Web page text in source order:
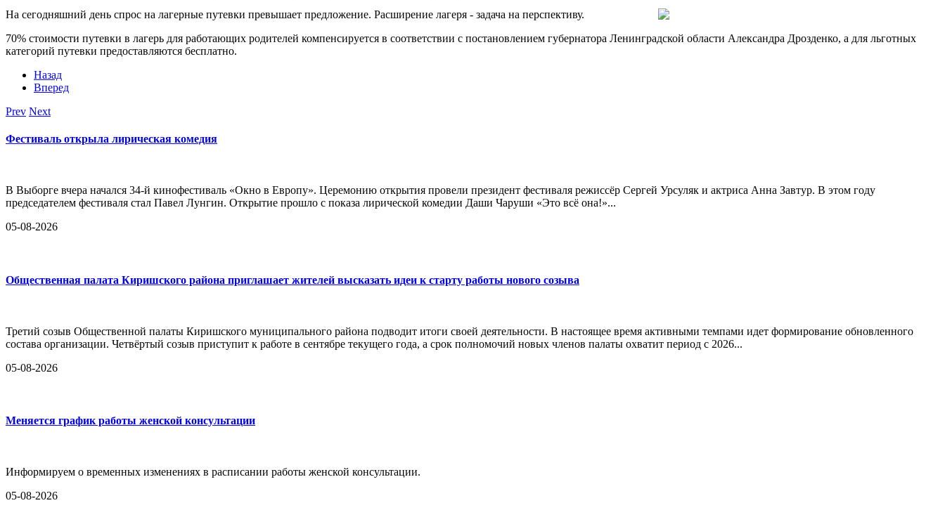
На сегодняшний день спрос на лагерные путевки превышает предложение. Расширение лагеря - задача на перспективу.
70% стоимости путевки в лагерь для работающих родителей компенсируется в соответствии с постановлением губернатора Ленинградской области Александра Дрозденко, а для льготных
категорий путевки предоставляются бесплатно.
Назад
Вперед
Prev Next
Фестиваль открыла лирическая комедия
В Выборге вчера начался 34-й кинофестиваль «Окно в Европу». Церемонию открытия провели президент фестиваля режиссёр Сергей Урсуляк и актриса Анна Завтур. В этом году
председателем фестиваля стал Павел Лунгин. Открытие прошло с показа лирической комедии Даши Чаруши «Это всё она!»...
05-08-2026
Общественная палата Киришского района приглашает жителей высказать идеи к старту работы нового созыва
Третий созыв Общественной палаты Киришского муниципального района подводит итоги своей деятельности. В настоящее время активными темпами идет формирование обновленного
состава организации. Четвёртый созыв приступит к работе в сентябре текущего года, а срок полномочий новых членов палаты охватит период с 2026...
05-08-2026
Меняется график работы женской консультации
Информируем о временных изменениях в расписании работы женской консультации.
05-08-2026